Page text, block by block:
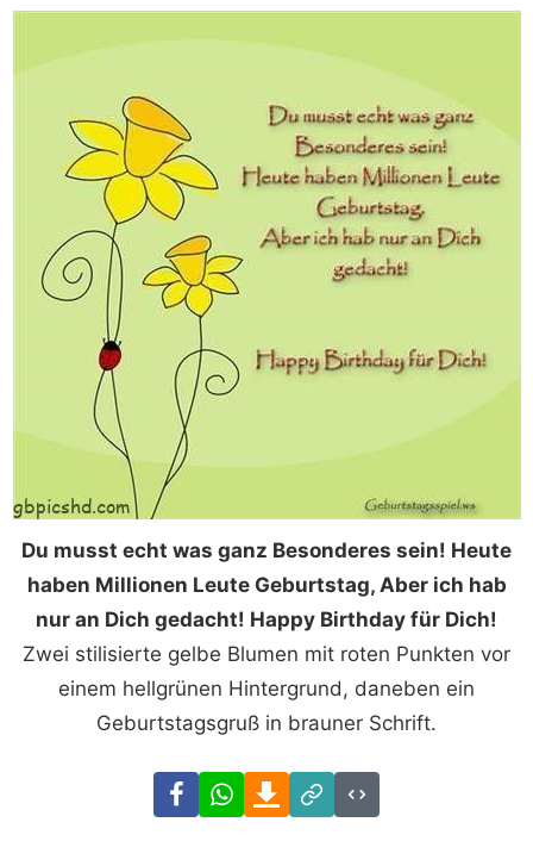
Du musst echt was ganz Besonderes sein! Heute
haben Millionen Leute Geburtstag, Aber ich hab
nur an Dich gedacht! Happy Birthday für Dich!
Zwei stilisierte gelbe Blumen mit roten Punkten vor
einem hellgrünen Hintergrund, daneben ein
Geburtstagsgruß in brauner Schrift.
FacebookWhatsAppDownload
Link
Code